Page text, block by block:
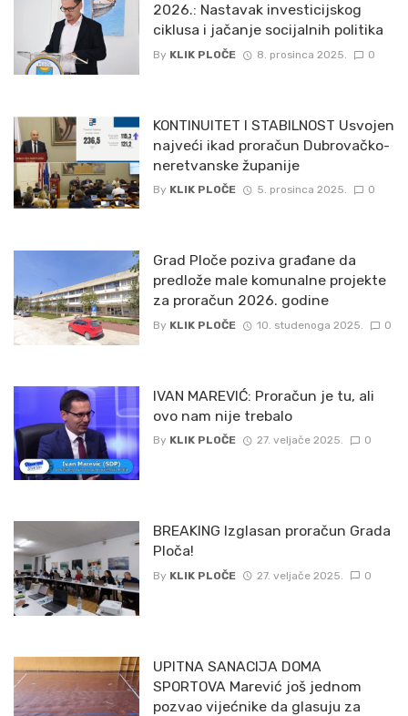
2026.: Nastavak investicijskog
ciklusa i jačanje socijalnih politika
By KLIK PLOČE 8. prosinca 2025. 0
KONTINUITET I STABILNOST Usvojen
najveći ikad proračun Dubrovačko-
neretvanske županije
By KLIK PLOČE 5. prosinca 2025. 0
Grad Ploče poziva građane da
predlože male komunalne projekte
za proračun 2026. godine
By KLIK PLOČE 10. studenoga 2025. 0
IVAN MAREVIĆ: Proračun je tu, ali
ovo nam nije trebalo
By KLIK PLOČE 27. veljače 2025. 0
BREAKING Izglasan proračun Grada
Ploča!
By KLIK PLOČE 27. veljače 2025. 0
UPITNA SANACIJA DOMA
SPORTOVA Marević još jednom
pozvao vijećnike da glasuju za